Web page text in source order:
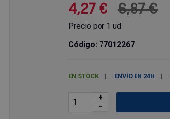
4,27 € 6,87 €
Precio por 1 ud
Código: 77012267
EN STOCK ENVÍO EN 24H
+
–